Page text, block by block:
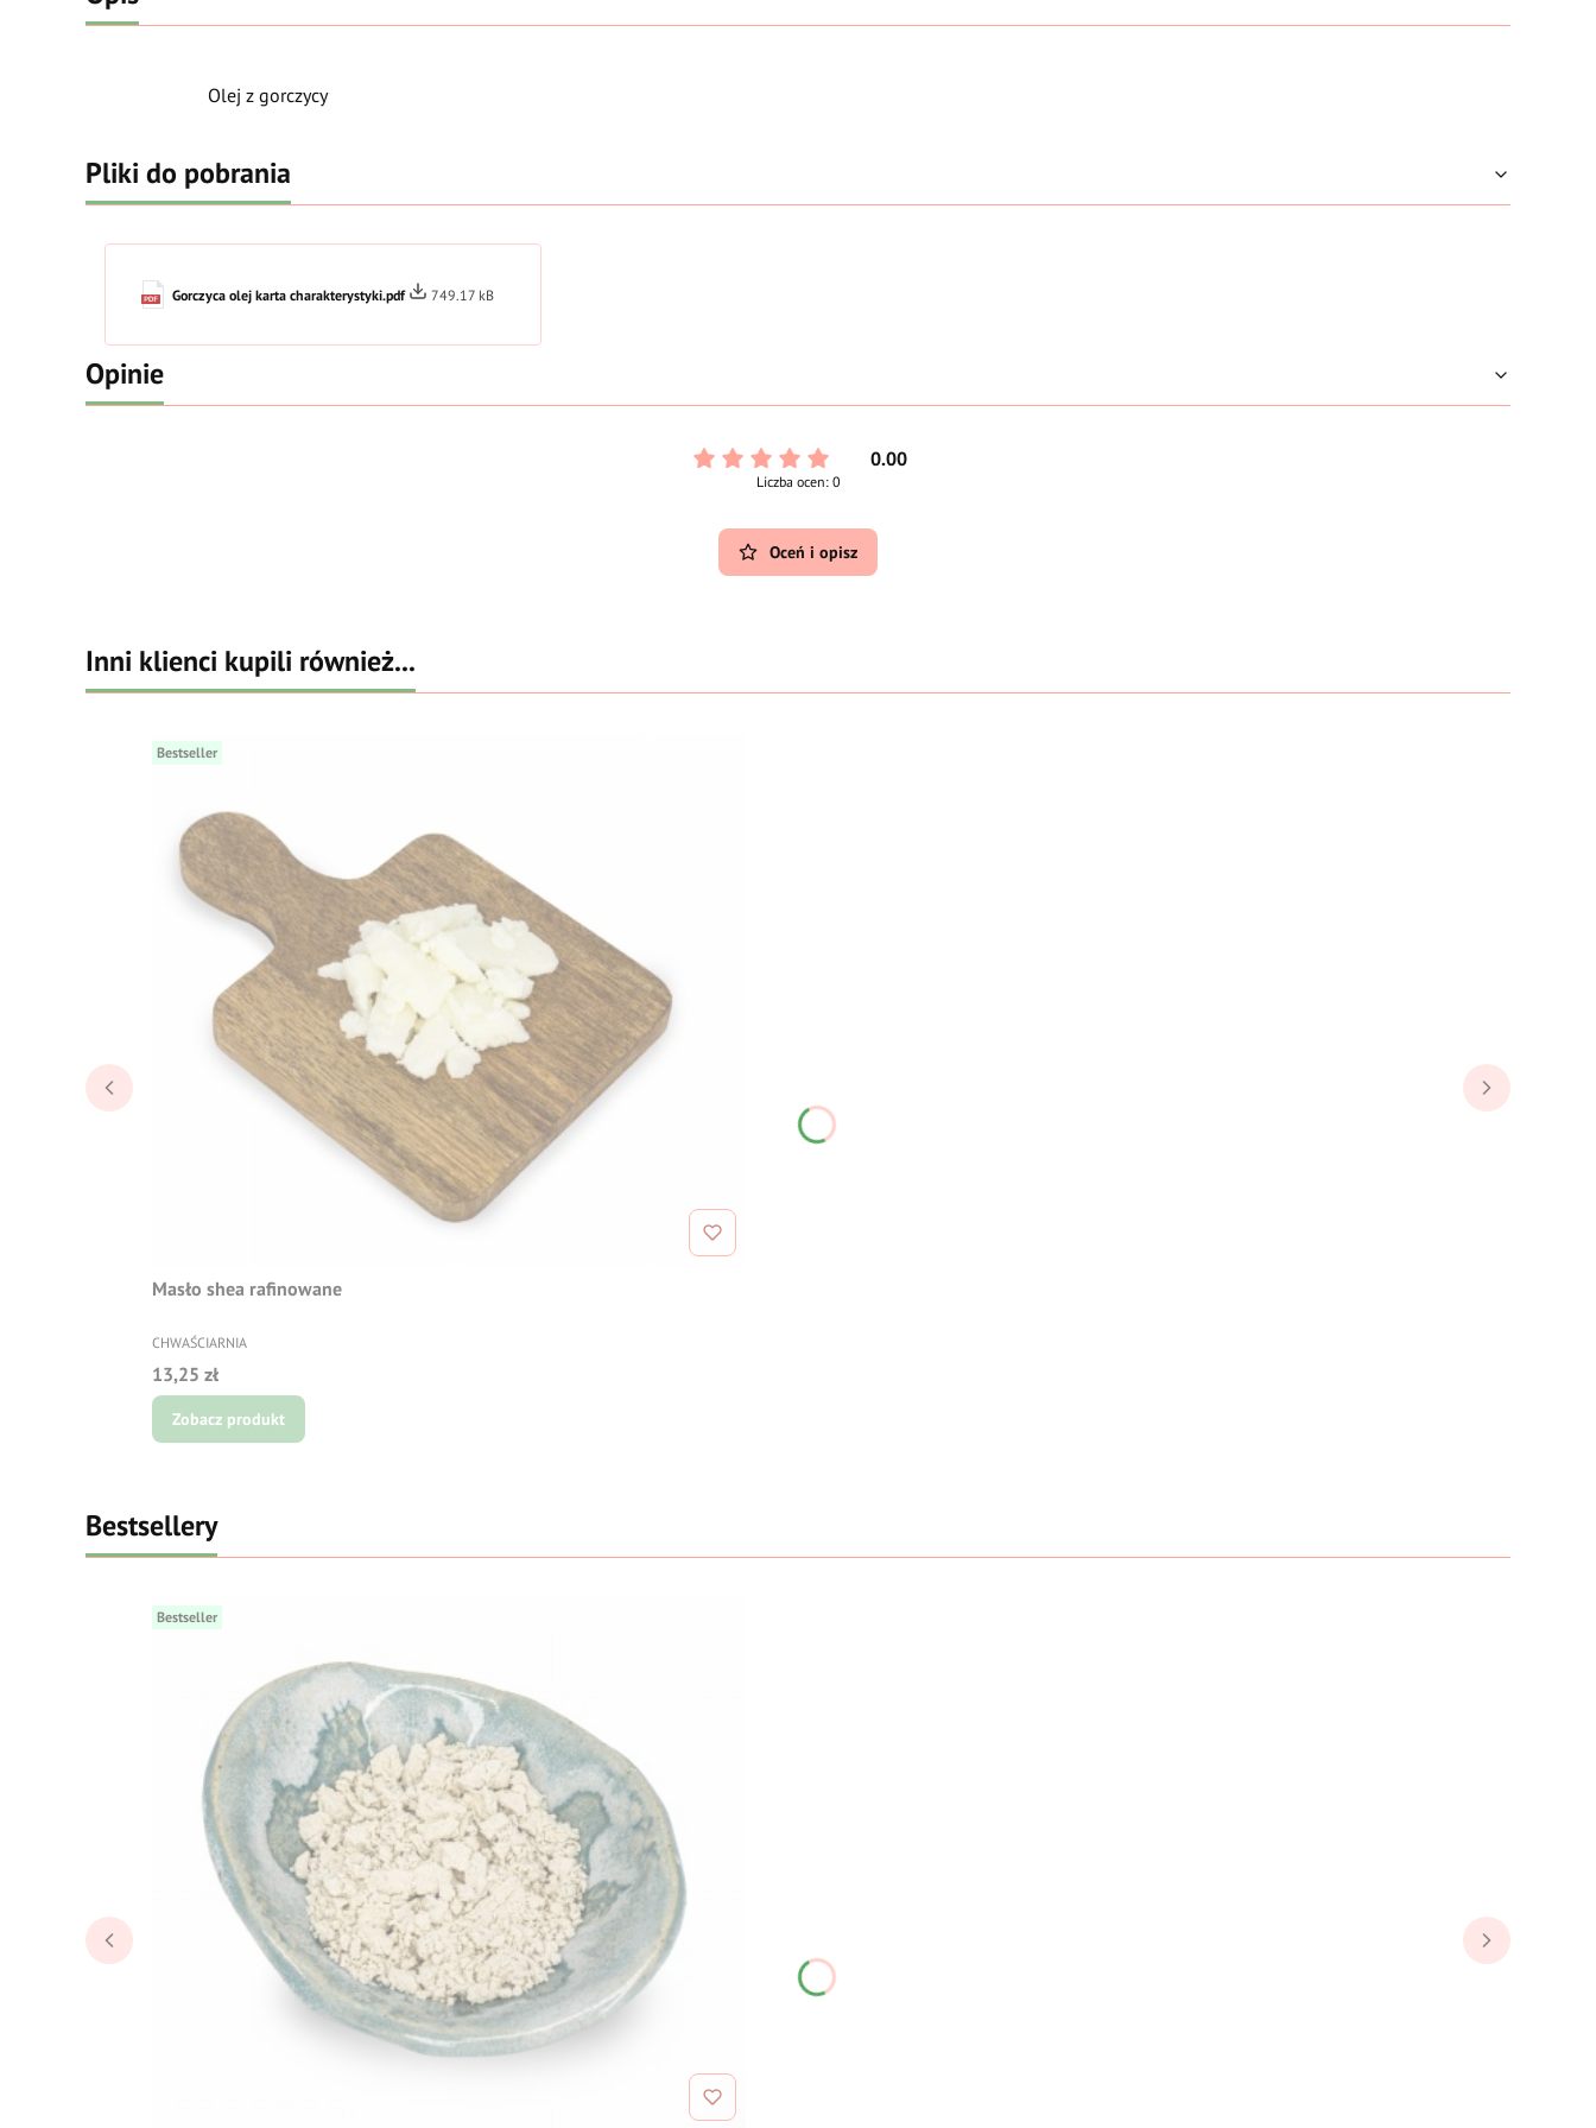
Olej z gorczycy
Pliki do pobrania
Gorczyca olej karta charakterystyki.pdf 749.17 kB
Opinie
0.00
Liczba ocen: 0
Oceń i opisz
Inni klienci kupili również...
Bestseller
Masło shea rafinowane
PRODUCENT
CHWAŚCIARNIA
Cena
13,25 zł
Zobacz produkt
Bestsellery
Bestseller